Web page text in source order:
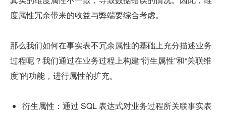
度属性冗余带来的收益与弊端要综合考虑。
那么我们如何在事实表不冗余属性的基础上充分描述业务
过程呢？我们通过在业务过程上构建“衍生属性”和“关联维
度”的功能，进行属性的扩充。
衍生属性：通过 SQL 表达式对业务过程所关联事实表